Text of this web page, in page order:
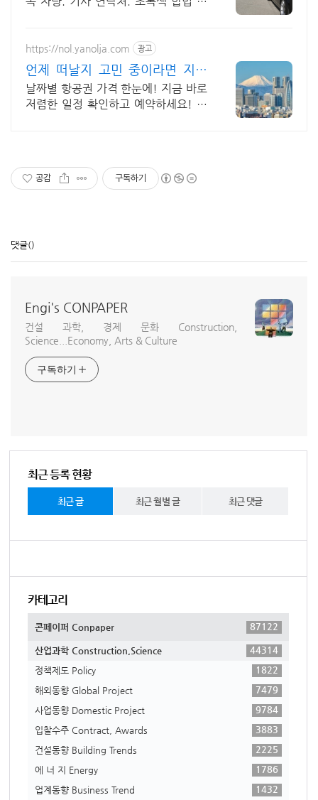
https://nol.yanolja.com 광고
언제 떠날지 고민 중이라면 지금
인기 해외노선 특가
날짜별 항공권 가격 한눈에! 지금 바로
저렴한 일정 확인하고 예약하세요! 바
공감 구독하기
댓글()
Engi's CONPAPER
건설 과학, 경제 문화 Construction,
Science...Economy, Arts & Culture
구독하기
최근 등록 현황
최근 글 최근 월별 글 최근 댓글
카테고리
콘페이퍼 Conpaper 87122
산업과학 Construction,Science
44314
정책제도 Policy
1822
해외동향 Global Project
7479
사업동향 Domestic Project
9784
입찰수주 Contract, Awards
3883
건설동향 Building Trends
2225
에 너 지 Energy
1786
업계동향 Business Trend
1432